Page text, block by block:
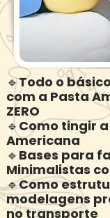
🔹Todo o
com a Pasta
ZERO
🔹Como tingir
Americana
🔹Bases para
Minimalistas
🔹Como
modelagens
no transporte